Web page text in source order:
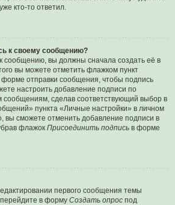
кто-то ответил.
к своему сообщению?
сообщению, вы должны сначала создать её в
вы можете отметить флажком пункт
форме отправки сообщения, чтобы подпись
настроить добавление подписи по
сделав соответствующий выбор в
пункта «Личные настройки» в личном
вы сможете отменить добавление подписи в
флажок Присоединить подпись в форме
первого сообщения темы
в форму Создать опрос под